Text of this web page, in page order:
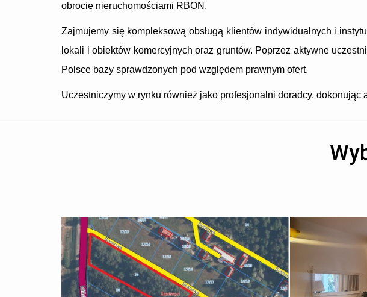
obrocie nieruchomościami RBON.
Zajmujemy się kompleksową obsługą klientów indywidualnych i
lokali i obiektów komercyjnych oraz gruntów. Poprzez aktywne
Polsce bazy sprawdzonych pod względem prawnym ofert.
Uczestniczymy w rynku również jako profesjonalni doradcy,